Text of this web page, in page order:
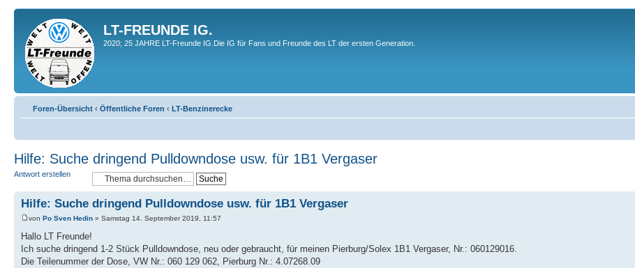
LT-FREUNDE IG.
2020; 25 JAHRE LT-Freunde IG.Die IG für Fans und Freunde des LT der ersten Generation.
Foren-Übersicht ‹ Öffentliche Foren ‹ LT-Benzinerecke
Hilfe: Suche dringend Pulldowndose usw. für 1B1 Vergaser
Antwort erstellen
Hilfe: Suche dringend Pulldowndose usw. für 1B1 Vergaser
von Po Sven Hedin » Samstag 14. September 2019, 11:57
Hallo LT Freunde!
Ich suche dringend 1-2 Stück Pulldowndose, neu oder gebraucht, für meinen Pierburg/Solex 1B1 Vergaser, Nr.: 060129016.
Die Teilenummer der Dose, VW Nr.: 060 129 062, Pierburg Nr.: 4.07268.09